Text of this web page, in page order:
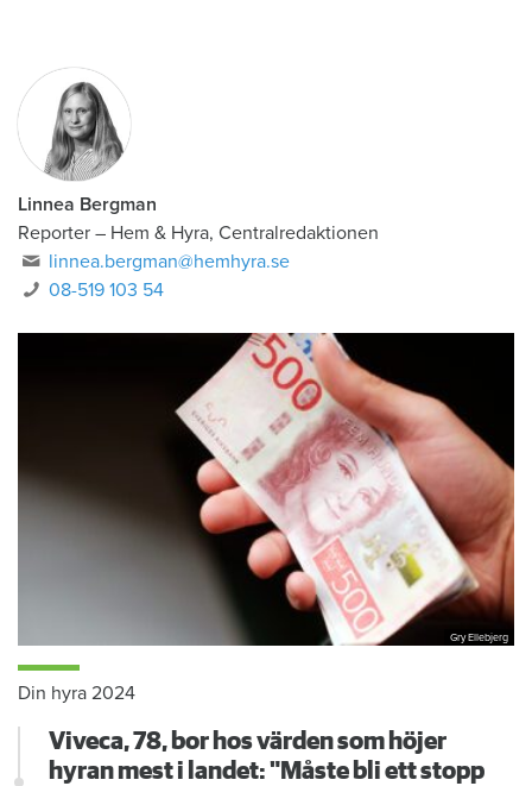
Linnea Bergman
Reporter – Hem & Hyra, Centralredaktionen
linnea.bergman@hemhyra.se
08-519 103 54
Gry Ellebjerg
Din hyra 2024
Viveca, 78, bor hos värden som höjer
hyran mest i landet: "Måste bli ett stopp